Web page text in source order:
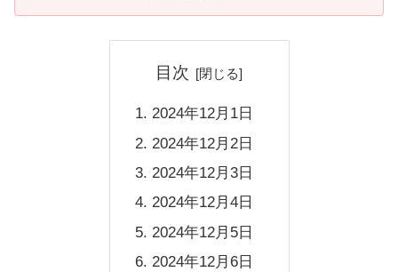
目次
2024年12月1日
2024年12月2日
2024年12月3日
2024年12月4日
2024年12月5日
2024年12月6日